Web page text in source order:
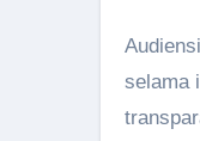
selama